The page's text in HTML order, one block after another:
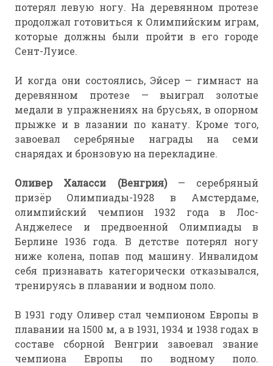
потерял левую ногу. На деревянном протезе
продолжал готовиться к Олимпийским играм,
которые должны были пройти в его городе
Сент-Луисе.
И когда они состоялись, Эйсер — гимнаст на
деревянном протезе — выиграл золотые
медали в упражнениях на брусьях, в опорном
прыжке и в лазании по канату. Кроме того,
завоевал серебряные награды на семи
снарядах и бронзовую на перекладине.
Оливер Халасси (Венгрия)— серебряный
призёр Олимпиады-1928 в Амстердаме,
олимпийский чемпион 1932 года в Лос-
Анджелесе и предвоенной Олимпиады в
Берлине 1936 года. В детстве потерял ногу
ниже колена, попав под машину. Инвалидом
себя признавать категорически отказывался,
тренируясь в плавании и водном поло.
В 1931 году Оливер стал чемпионом Европы в
плавании на 1500 м, а в 1931, 1934 и 1938 годах в
составе сборной Венгрии завоевал звание
чемпиона Европы по водному поло.